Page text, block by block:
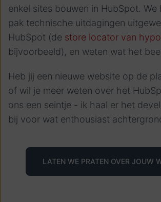
enkel sites bouwen in HubSpot. We
pak technische uitdagingen
HubSpot (de store locator van
bijvoorbeeld), en weten wat het
Heb jij een nieuwe website op de
of wil je meer weten over het
ons een seintje - ik haal er het
bij voor wat enthousiast
LATEN WE PRATEN OVER JOUW